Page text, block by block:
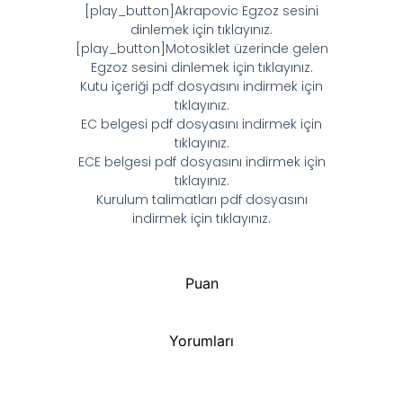
Puan
Yorumları
[play_button]Akrapovic Egzoz sesini
dinlemek için tıklayınız.
[play_button]Motosiklet üzerinde gelen
Egzoz sesini dinlemek için tıklayınız.
Kutu içeriği pdf dosyasını indirmek için
tıklayınız.
EC belgesi pdf dosyasını indirmek için
tıklayınız.
ECE belgesi pdf dosyasını indirmek için
tıklayınız.
Kurulum talimatları pdf dosyasını
indirmek için tıklayınız.